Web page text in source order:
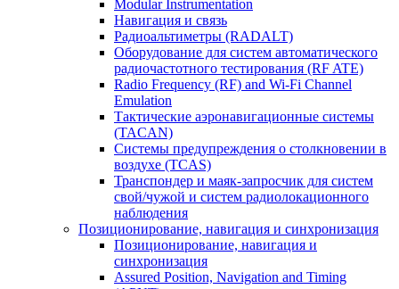
Modular Instrumentation
Навигация и связь
Радиоальтиметры (RADALT)
Оборудование для систем автоматического
радиочастотного тестирования (RF ATE)
Radio Frequency (RF) and Wi-Fi Channel
Emulation
Тактические аэронавигационные системы
(TACAN)
Системы предупреждения о столкновении в
воздухе (TCAS)
Транспондер и маяк-запросчик для систем
свой/чужой и систем радиолокационного
наблюдения
Позиционирование, навигация и синхронизация
Позиционирование, навигация и
синхронизация
Assured Position, Navigation and Timing